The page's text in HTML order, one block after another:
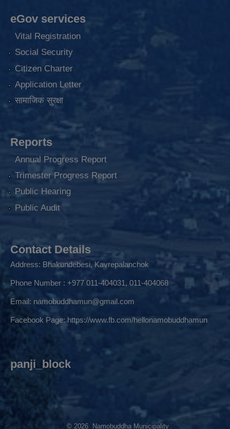
eGov services
Vital Registration
Social Security
Citizen Charter
Application Letter
सामाजिक सुरक्षा
Reports
Annual Progress Report
Trimester Progress Report
Public Hearing
Public Audit
Contact Details
Address: Bhakundebesi, Kavrepalanchok
Phone Number : +977 011-404031, 011-404068
Email: namobuddhamun@gmail.com
Facebook Page:https://www.fb.com/hellonamobuddhamun
panji_block
© 2026 Namobuddha Municipality